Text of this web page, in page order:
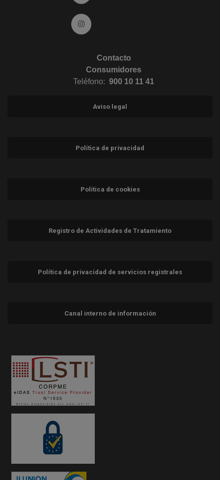
Ir a Instagram (abre en ventana nueva)
Contacto
Consumidores
Teléfono: 900 10 11 41
Aviso legal
Política de privacidad
Política de cookies
Registro de Actividades de Tratamiento
Política de privacidad de servicios registrales
Canal interno de información